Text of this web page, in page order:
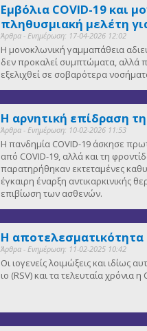
Εμβόλια COVID-19 και
πληθυσμιακή μελέτη
Άρθρα - Ενημέρωση: 17-04-2026 12:02
Η μονοκλωνική γαμμαπάθεια
δεν προκαλεί συμπτώματα, αλλά
εξελιχθεί σε σοβαρότερα
Η αρνητική επίδραση
Άρθρα - Ενημέρωση: 10-02-2026 11:53
Η πανδημία COVID-19 άσκησε
από COVID-19, αλλά και τη
παρατηρήθηκαν εκτεταμένες
έγκαιρη έναρξη αντικαρκινικής
επιβίωση των ασθενών.
Η αποτελεσματικότητα
Άρθρα - Ενημέρωση: 11-02-2025 10:42
Οι ιογενείς λοιμώξεις και ιδίως
ιο (RSV) και τα τελευταία